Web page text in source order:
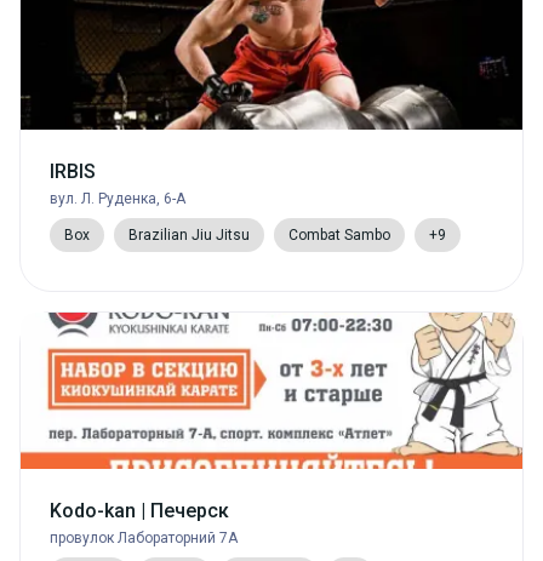
IRBIS
вул. Л. Руденка, 6-А
Box Brazilian Jiu Jitsu Combat Sambo +9
Kodo-kan | Печерск
провулок Лабораторний 7А